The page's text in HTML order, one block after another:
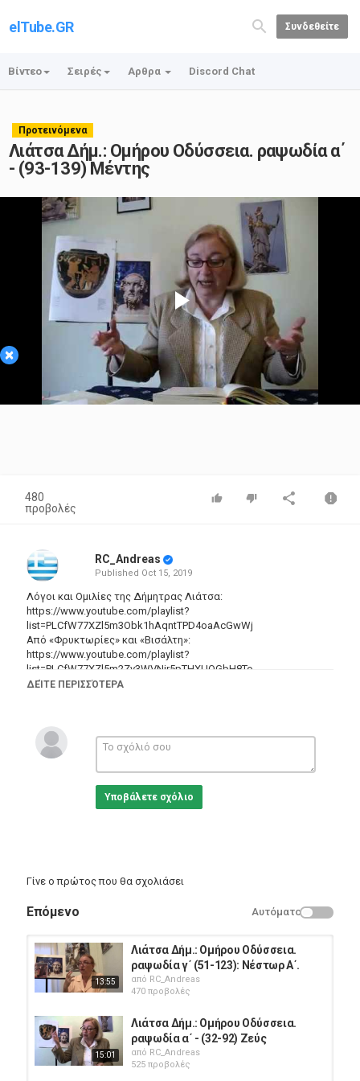
elTube.GR Συνδεθείτε
Βίντεο Σειρές Αρθρα Discord Chat
Προτεινόμενα
Λιάτσα Δήμ.: Ομήρου Οδύσσεια. ραψωδία α΄
- (93-139) Μέντης
×
Play
Video
480
προβολές
RC_Andreas
Published Oct 15, 2019
Λόγοι και Ομιλίες της Δήμητρας Λιάτσα:
https://www.youtube.com/playlist?
list=PLCfW77XZl5m3Obk1hAqntTPD4oaAcGwWj
Από «Φρυκτωρίες» και «Βισάλτη»:
https://www.youtube.com/playlist?
list=PLCfW77XZl5m2Zv3WVNjr5pTHXUQGbH8To
Ομήρου Ιλιάς: https://www.youtube.com/playlist?
Λιάτσα Δήμητρα. Ανάγνωση στον Ομηρικό κύκλο.
Περισσότερα βίντεο:
https://www.youtube.com/channel/UCt_Oo5We2z3koEL6DERAcXw
ΔΕΊΤΕ ΠΕΡΙΣΣΌΤΕΡΑ
Υποβάλετε σχόλιο
Γίνε ο πρώτος που θα σχολιάσει
Επόμενο Αυτόματο
13:55
Λιάτσα Δήμ.: Ομήρου Οδύσσεια.
ραψωδία γ΄ (51-123): Νέστωρ Α΄.
από RC_Andreas
470 προβολές
15:01
Λιάτσα Δήμ.: Ομήρου Οδύσσεια.
ραψωδία α΄ - (32-92) Ζεύς
από RC_Andreas
525 προβολές